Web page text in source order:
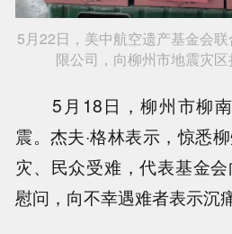
5月22日，美中航空遗产基金会
限公司，向柳州市地震灾
5月18日，柳州市柳南
震。杰夫·格林表示，惊悉
灾、民众受难，代表基金
慰问，向不幸遇难者表示沉